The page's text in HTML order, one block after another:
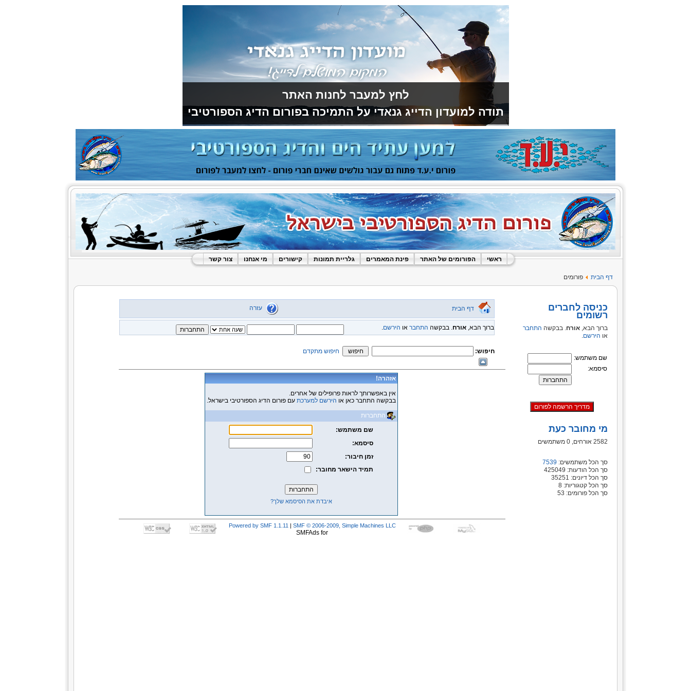
לחץ למעבר לחנות האתר
תודה למועדון הדייג גנאדי על התמיכה בפורום הדיג הספורטיבי
ראשי הפורומים של האתר פינת המאמרים גלריית תמונות קישורים מי אנחנו צור קשר
דף הבית פורומים
כניסה לחברים
רשומים
ברוך הבא, אורח. בבקשה התחבר
או הירשם.
שם משתמש:
סיסמא:
מי מחובר כעת
2582 אורחים, 0 משתמשים
סך הכל משתמשים: 7539
סך הכל הודעות: 425049
סך הכל דיונים: 35251
סך הכל קטגוריות: 8
סך הכל פורומים: 53
דף הבית עזרה
ברוך הבא, אורח. בבקשה התחבר או הירשם.
חיפוש: חיפוש מתקדם
אזהרה!
אין באפשרותך לראות פרופילים של אחרים.
בבקשה התחבר כאן או הירשם למערכת עם פורום הדיג הספורטיבי בישראל.
התחברות
שם משתמש:
סיסמא:
זמן חיבור:
תמיד הישאר מחובר:
איבדת את הסיסמא שלך?
Powered by SMF 1.1.11 | SMF © 2006-2009, Simple Machines LLC
SMFAds for